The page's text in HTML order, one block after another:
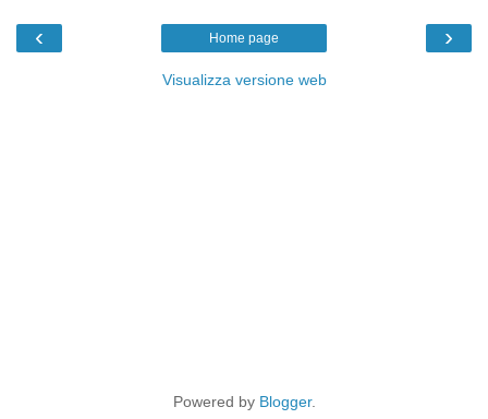
‹ ›
Home page
Visualizza versione web
Powered by Blogger.